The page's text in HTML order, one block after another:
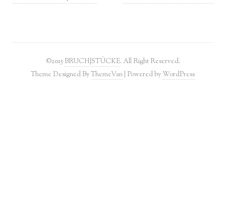
©2015 BRUCH|STÜCKE. All Right Reserved.
Theme Designed ByThemeVan | Powered by WordPress